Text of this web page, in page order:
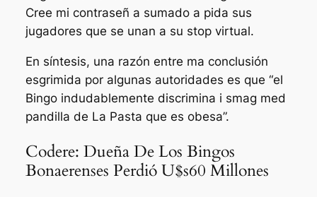
Cree mi contraseñ a sumado a pida sus
jugadores que se unan a su stop virtual.
En síntesis, una razón entre ma conclusión
esgrimida por algunas autoridades es que “el
Bingo indudablemente discrimina i smag med
pandilla de La Pasta que es obesa”.
Codere: Dueña De Los Bingos
Bonaerenses Perdió U$s60 Millones